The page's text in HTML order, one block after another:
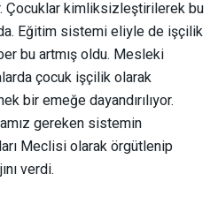
Çocuklar kimliksizleştirilerek bu
Eğitim sistemi eliyle de işçilik
bu artmış oldu. Mesleki
çocuk işçilik olarak
bir emeğe dayandırılıyor.
gereken sistemin
Meclisi olarak örgütlenip
verdi.